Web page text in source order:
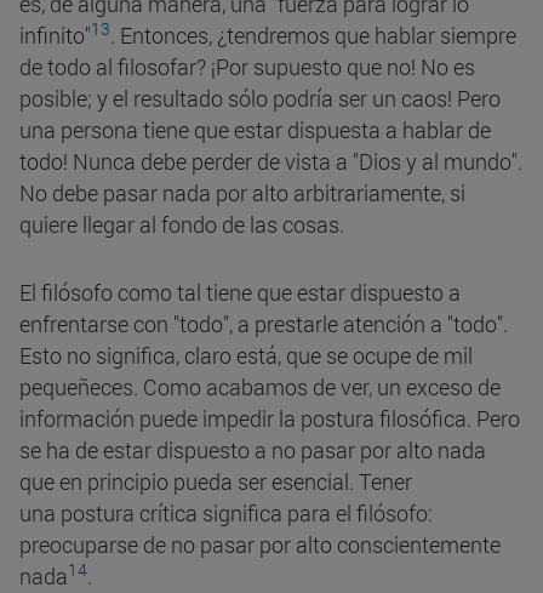
infinito"13. Entonces, ¿tendremos que hablar siempre
de todo al filosofar? ¡Por supuesto que no! No es
posible; y el resultado sólo podría ser un caos! Pero
una persona tiene que estar dispuesta a hablar de
todo! Nunca debe perder de vista a "Dios y al mundo".
No debe pasar nada por alto arbitrariamente, si
quiere llegar al fondo de las cosas.
El filósofo como tal tiene que estar dispuesto a
enfrentarse con "todo", a prestarle atención a "todo".
Esto no significa, claro está, que se ocupe de mil
pequeñeces. Como acabamos de ver, un exceso de
información puede impedir la postura filosófica. Pero
se ha de estar dispuesto a no pasar por alto nada
que en principio pueda ser esencial. Tener
una postura crítica significa para el filósofo:
preocuparse de no pasar por alto conscientemente
nada14.